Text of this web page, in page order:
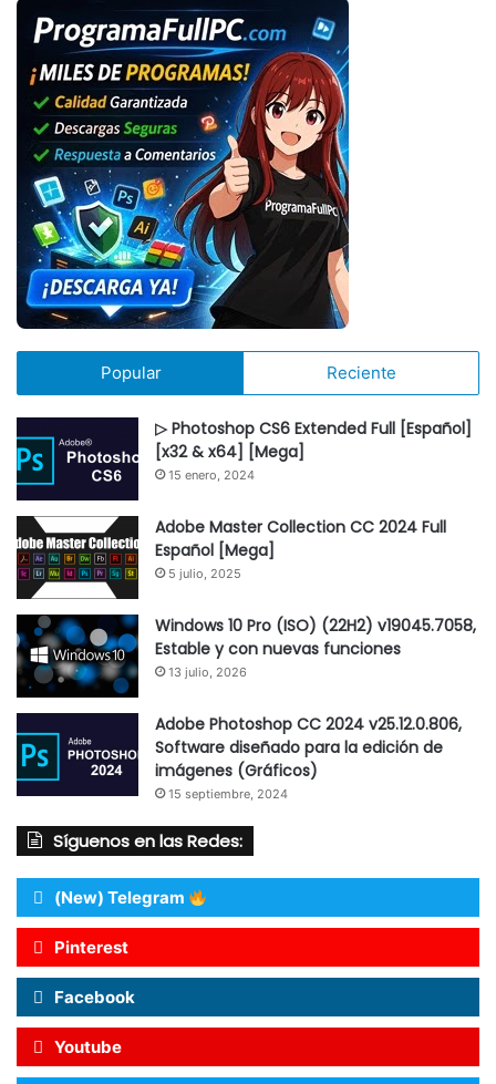
Popular Reciente
▷ Photoshop CS6 Extended Full [Español]
[x32 & x64] [Mega]
15 enero, 2024
Adobe Master Collection CC 2024 Full
Español [Mega]
5 julio, 2025
Windows 10 Pro (ISO) (22H2) v19045.7058,
Estable y con nuevas funciones
13 julio, 2026
Adobe Photoshop CC 2024 v25.12.0.806,
Software diseñado para la edición de
imágenes (Gráficos)
15 septiembre, 2024
Síguenos en las Redes:
(New) Telegram
Pinterest
Facebook
Youtube